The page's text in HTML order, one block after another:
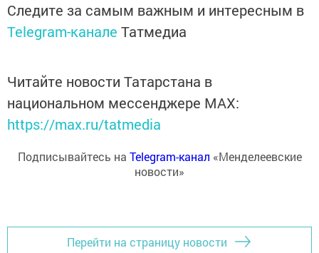
Следите за самым важным и интересным в
Telegram-канале Татмедиа
Читайте новости Татарстана в
национальном мессенджере MАХ:
https://max.ru/tatmedia
Подписывайтесь на Telegram-канал «Менделеевские
новости»
Перейти на страницу новости